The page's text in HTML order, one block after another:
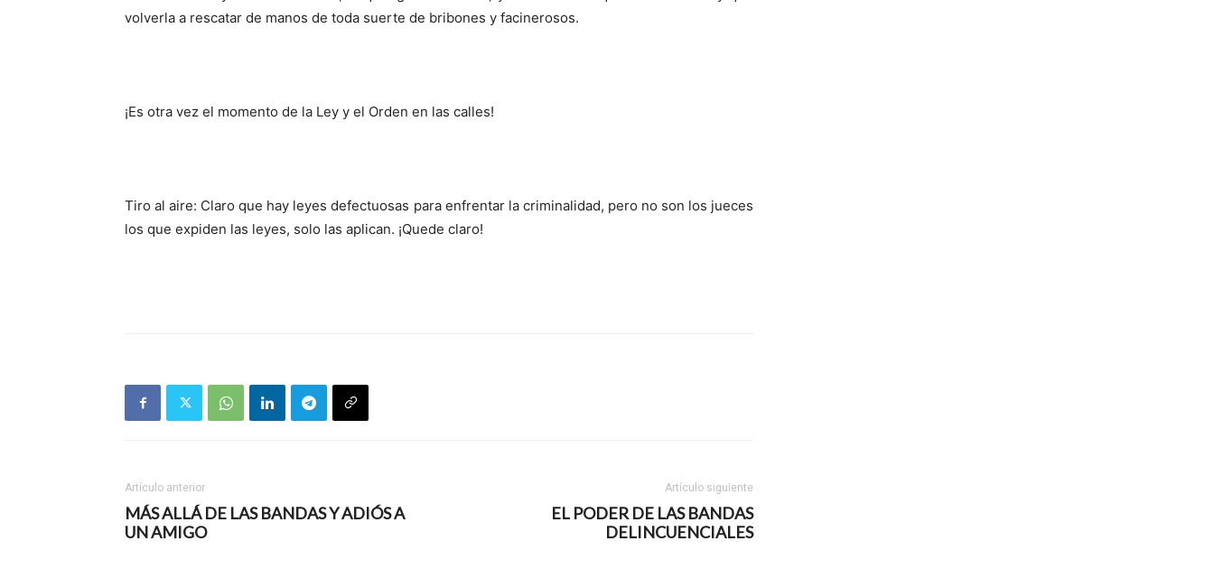
volverla a rescatar de manos de toda suerte de bribones y facinerosos.
¡Es otra vez el momento de la Ley y el Orden en las calles!
Tiro al aire: Claro que hay leyes defectuosas para enfrentar la criminalidad, pero no son los jueces
los que expiden las leyes, solo las aplican. ¡Quede claro!
Artículo anterior
MÁS ALLÁ DE LAS BANDAS Y ADIÓS A
UN AMIGO
Artículo siguiente
EL PODER DE LAS BANDAS
DELINCUENCIALES